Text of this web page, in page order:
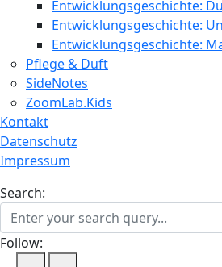
Entwicklungsgeschichte:
Entwicklungsgeschichte:
Entwicklungsgeschichte:
Pflege & Duft
SideNotes
ZoomLab.Kids
Kontakt
Datenschutz
Impressum
Search:
Follow: